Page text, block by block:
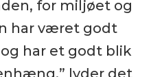
for miljøet og
har været godt
har et godt blik
lyder det